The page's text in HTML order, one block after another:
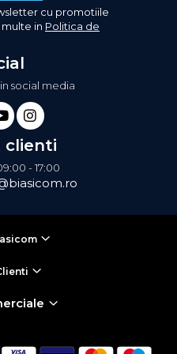
cu promotiile
in Politica de
social media
clienti
- 17:00